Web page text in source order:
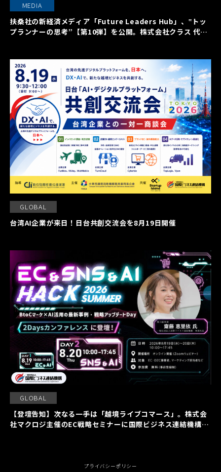
MEDIA
扶桑社の新経済メディア「Future Leaders Hub」、‟トッ
プランナーの思考”【第10弾】を公開。株式会社クラス 代表
GLOBAL
台湾AI企業が来日！日台共創交流会を8月19日開催
GLOBAL
【登壇告知】次なる一手は「越境ライブコマース」。株式会
社マクロジ主催のEC戦略セミナーに国際ビジネス連結機構の
プライバシーポリシー